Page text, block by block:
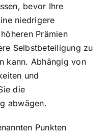
bevor Ihre
niedrigere
Prämien
Selbstbeteiligung zu
kann. Abhängig von
und
die
abwägen.
Punkten